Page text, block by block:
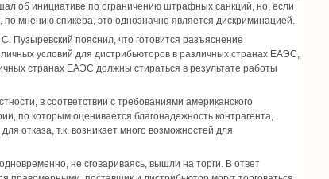
об инициативе по ограничению штрафных санкций, но, если
мнению спикера, это однозначно является дискриминацией.
Пузыревский пояснил, что готовится разъяснение
условий для дистрибьюторов в различных странах ЕАЭС,
странах ЕАЭС должны стираться в результате работы
в соответствии с требованиями американского
по которым оценивается благонадежность контрагента,
отказа, т.к. возникает много возможностей для
не сговариваясь, вышли на торги. В ответ